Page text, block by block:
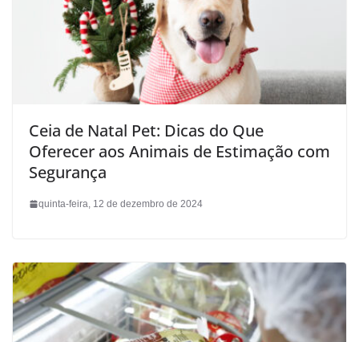
Ceia de Natal Pet: Dicas do Que
Oferecer aos Animais de Estimação com
Segurança
quinta-feira, 12 de dezembro de 2024